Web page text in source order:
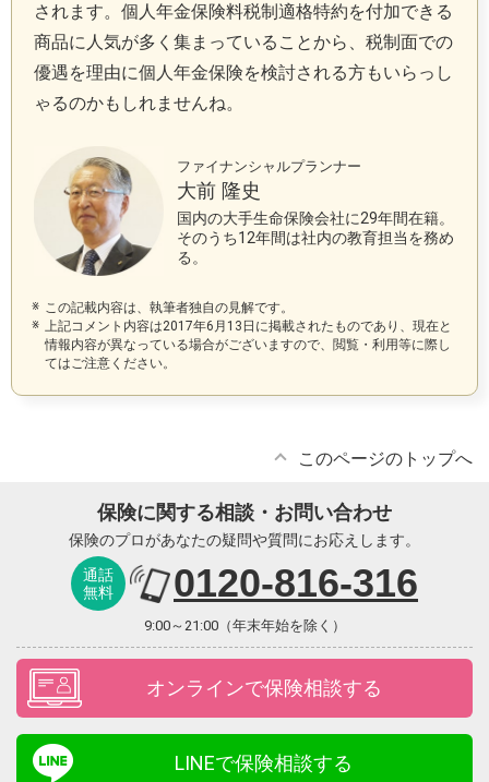
されます。個人年金保険料税制適格特約を付加できる
商品に人気が多く集まっていることから、税制面での
優遇を理由に個人年金保険を検討される方もいらっし
ゃるのかもしれませんね。
ファイナンシャルプランナー
大前 隆史
国内の大手生命保険会社に29年間在籍。
そのうち12年間は社内の教育担当を務め
る。
この記載内容は、執筆者独自の見解です。
上記コメント内容は2017年6月13日に掲載されたものであり、現在と
情報内容が異なっている場合がございますので、閲覧・利用等に際し
てはご注意ください。
このページのトップへ
保険に関する相談・お問い合わせ
保険のプロがあなたの疑問や質問にお応えします。
通話
無料
0120-816-316
9:00～21:00（年末年始を除く）
オンラインで保険相談する
LINEで保険相談する